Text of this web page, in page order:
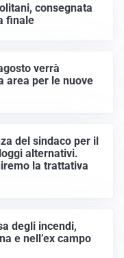
consegnata
finale
verrà
area per le nuove
del sindaco per il
alternativi.
la trattativa
degli incendi,
e nell’ex campo